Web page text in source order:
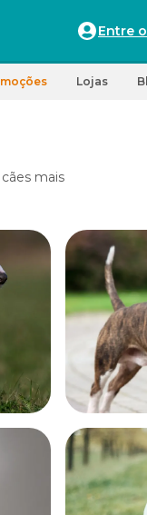
Entre
Lojas
mais